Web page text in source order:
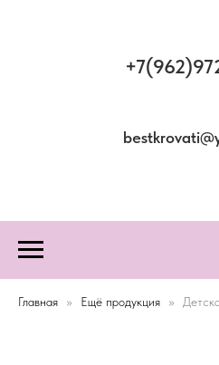
Главная Ещё продукция